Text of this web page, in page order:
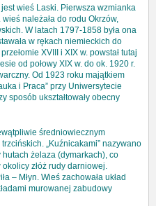
wieś Laski. Pierwsza wzmianka
należała do rodu Okrzów,
W latach 1797-1858 była ona
w rękach niemieckich do
XVIII i XIX w. powstał tutaj
od połowy XIX w. do ok. 1920 r.
Od 1923 roku majątkiem
i Praca” przy Uniwersytecie
sposób ukształtowały obecny
średniowiecznym
„Kuźnicakami” nazywano
żelaza (dymarkach), co
złóż rudy darniowej.
– Młyn. Wieś zachowała układ
murowanej zabudowy